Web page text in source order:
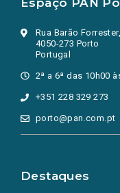
Espaço PAN
Rua Barão
4050-273 Porto
Portugal
2ª a 6ª das 10h00
+351 228 329 273
porto@pan.com.pt
Destaques